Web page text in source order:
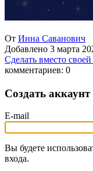
От Инна Саванович
Добавлено 3 марта
Сделать вместо
комментариев: 0
Создать аккаунт
E-mail
Вы будете
входа.